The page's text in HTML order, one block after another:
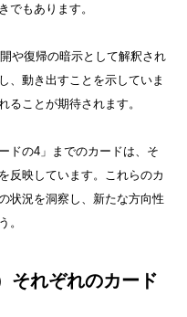
でもあります。
や復帰の暗示として解釈され
、動き出すことを示していま
ることが期待されます。
ドの4」までのカードは、そ
反映しています。これらのカ
状況を洞察し、新たな方向性
。
それぞれのカード